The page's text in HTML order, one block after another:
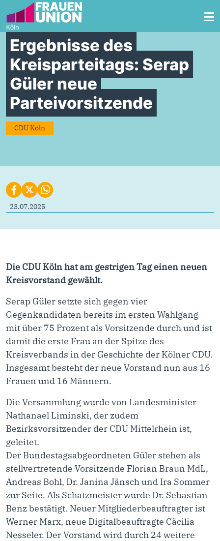
Zum Inhalt springen
Ergebnisse des
Kreisparteitags: Serap
Güler neue
Parteivorsitzende
CDU Köln
23.07.2025
Die CDU Köln hat am gestrigen Tag einen neuen
Kreisvorstand gewählt.
Serap Güler setzte sich gegen vier
Gegenkandidaten bereits im ersten Wahlgang
mit über 75 Prozent als Vorsitzende durch und ist
damit die erste Frau an der Spitze des
Kreisverbands in der Geschichte der Kölner CDU.
Insgesamt besteht der neue Vorstand nun aus 16
Frauen und 16 Männern.
Die Versammlung wurde von Landesminister
Nathanael Liminski, der zudem
Bezirksvorsitzender der CDU Mittelrhein ist,
geleitet.
Der Bundestagsabgeordneten Güler stehen als
stellvertretende Vorsitzende Florian Braun MdL,
Andreas Bohl, Dr. Janina Jänsch und Ira Sommer
zur Seite. Als Schatzmeister wurde Dr. Sebastian
Benz bestätigt. Neuer Mitgliederbeauftragter ist
Werner Marx, neue Digitalbeauftragte Cäcilia
Nesseler. Der Vorstand wird durch 24 weitere